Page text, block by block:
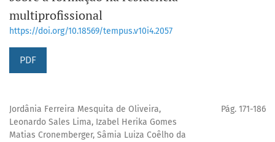
multiprofissional
https://doi.org/10.18569/tempus.v10i4.2057
PDF
Jordânia Ferreira Mesquita de Oliveira,
Leonardo Sales Lima, Izabel Herika Gomes
Matias Cronemberger, Sâmia Luiza Coêlho da
Pág. 171-186